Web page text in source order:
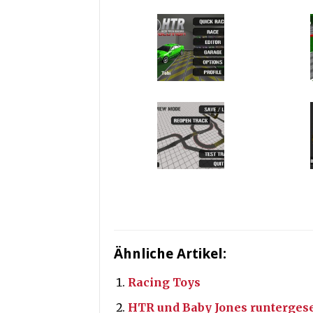
Ähnliche Artikel:
Racing Toys
HTR und Baby Jones